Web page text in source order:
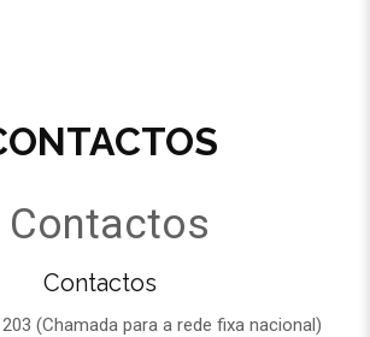
Contactos
(Chamada para a rede fixa nacional)